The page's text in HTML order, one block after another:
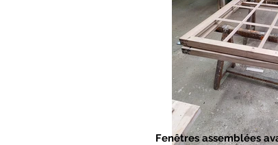
Fenêtres assemblées